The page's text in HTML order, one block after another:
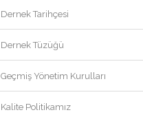
Dernek Tarihçesi
Dernek Tüzüğü
Geçmiş Yönetim Kurulları
Kalite Politikamız